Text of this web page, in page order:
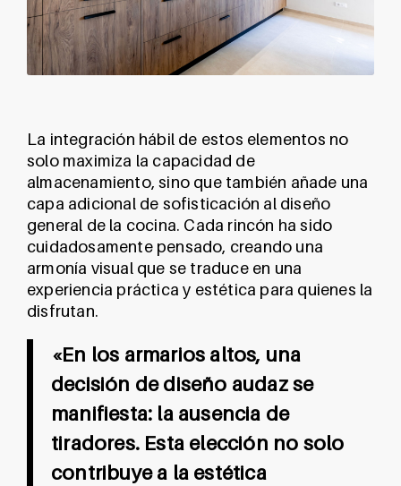
La integración hábil de estos elementos no
solo maximiza la capacidad de
almacenamiento, sino que también añade una
capa adicional de sofisticación al diseño
general de la cocina. Cada rincón ha sido
cuidadosamente pensado, creando una
armonía visual que se traduce en una
experiencia práctica y estética para quienes la
disfrutan.
«En los armarios altos, una
decisión de diseño audaz se
manifiesta: la ausencia de
tiradores. Esta elección no solo
contribuye a la estética